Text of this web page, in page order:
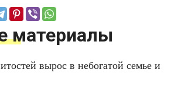
материалы